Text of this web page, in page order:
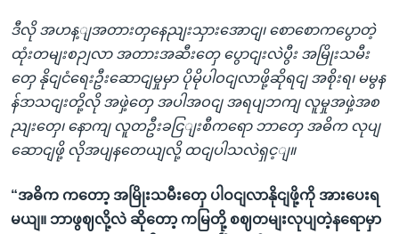
ဒီလို အဟန့ျအတားတှနေညျးသှားအောငျ၊ စောစောကပွောတဲ့
ထုံးတမျးစဉျလာ အတားအဆီးတှေ ပွောငျးလဲပွီး အမြိုးသမီး
တှေ နိုငျငံရေးဦးဆောငျမှုမှာ ပိုမိုပါဝငျလာဖို့ဆိုရငျ အစိုးရ၊ မမွန
န်ဒာသငျးတို့လို အဖှဲ့တှေ အပါအဝငျ အရပျဘကျ လူမှုအဖှဲ့အစ
ညျးတှေ၊ နောကျ လူတဦးခငြျးစီကရော ဘာတှေ အဓိက လုပျ
ဆောငျဖို့ လိုအပျနတေယျလို့ ထငျပါသလဲရှင့ျ။
“အဓိက ကတော့ အမြိုးသမီးတှေ ပါဝငျလာနိုငျဖို့ကို အားပေးရ
မယျ။ ဘာဖွဈလို့လဲ ဆိုတော့ ကမြတို့ စဈတမျးလုပျတဲ့နရောမှာ